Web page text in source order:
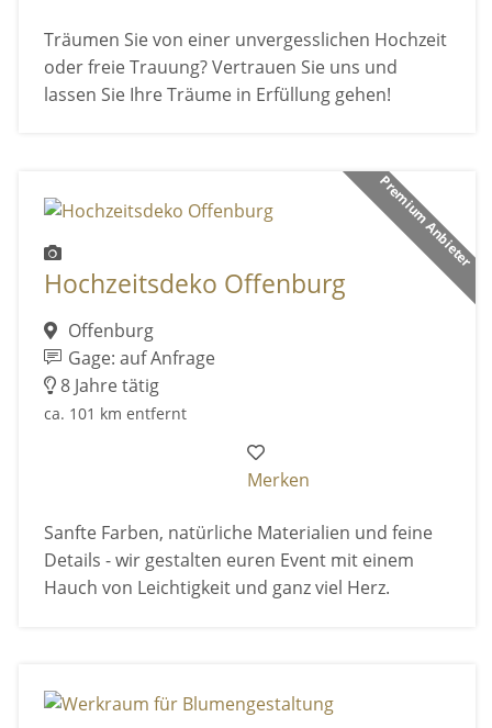
Träumen Sie von einer unvergesslichen Hochzeit
oder freie Trauung? Vertrauen Sie uns und
lassen Sie Ihre Träume in Erfüllung gehen!
Premium Anbieter
Hochzeitsdeko Offenburg
Offenburg
Gage: auf Anfrage
8 Jahre tätig
ca. 101 km entfernt
Merken
Sanfte Farben, natürliche Materialien und feine
Details - wir gestalten euren Event mit einem
Hauch von Leichtigkeit und ganz viel Herz.